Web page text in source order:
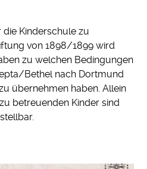
Kinderschule zu
von 1898/1899 wird
zu welchen Bedingungen
Bethel nach Dortmund
übernehmen haben. Allein
betreuenden Kinder sind